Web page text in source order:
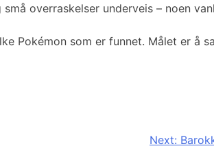
overraskelser underveis – noen
Pokémon som er funnet. Målet er å
Next: